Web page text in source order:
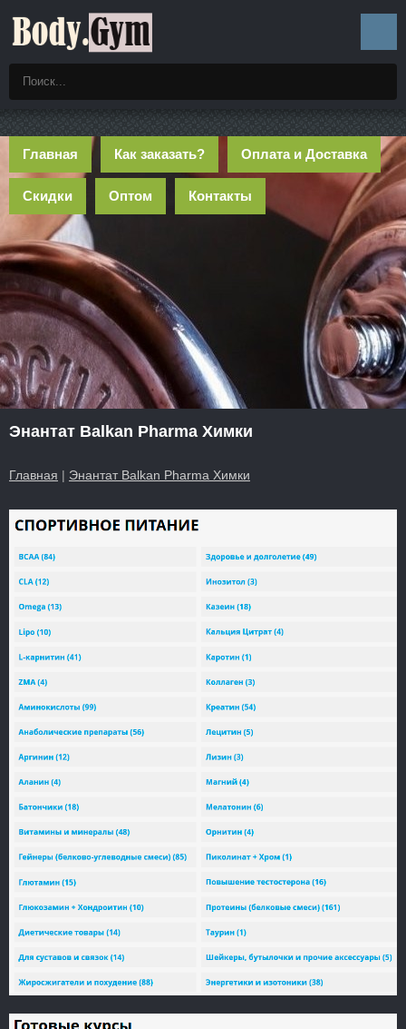
Главная Как заказать? Оплата и Доставка
Скидки Оптом Контакты
Энантат Balkan Pharma Химки
Главная | Энантат Balkan Pharma Химки